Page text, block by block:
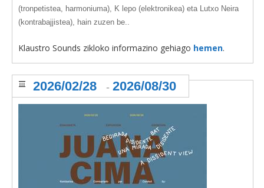
(tronpetistea, harmoniuma), K lepo (elektronikea) eta Lutxo Neira
(kontrabajjistea), hain zuzen be..
Klaustro Sounds zikloko informazino gehiago hemen.
2026/02/28 - 2026/08/30